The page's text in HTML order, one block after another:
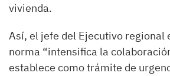
vivienda.
Así, el jefe del Ejecutivo regional
norma “intensifica la
establece como trámite de